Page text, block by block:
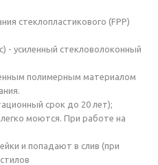
стеклопластикового (FPP)
- усиленный стекловолоконный
полимерным материалом
срок до 20 лет);
легко моются. При работе на
и попадают в слив (при